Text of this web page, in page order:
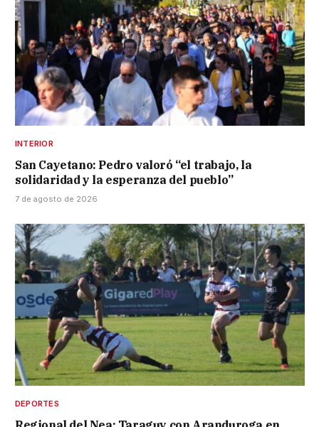
INTERIOR
San Cayetano: Pedro valoró “el trabajo, la
solidaridad y la esperanza del pueblo”
7 de agosto de 2026
DEPORTES